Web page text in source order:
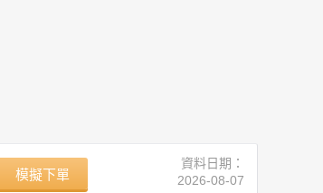
模擬下單
資料日期：
2026-08-07